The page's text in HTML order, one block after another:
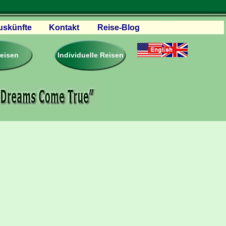
– Reviews
Firmen & Links
Kontakt Reise-Blog
Individuelle Reisen